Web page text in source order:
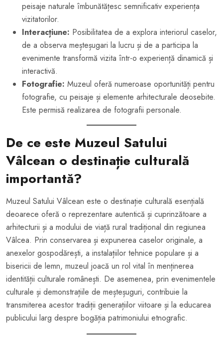
peisaje naturale îmbunătățesc semnificativ experiența
vizitatorilor.
Interacțiune: Posibilitatea de a explora interiorul caselor,
de a observa meșteșugari la lucru și de a participa la
evenimente transformă vizita într-o experiență dinamică și
interactivă.
Fotografie: Muzeul oferă numeroase oportunități pentru
fotografie, cu peisaje și elemente arhitecturale deosebite.
Este permisă realizarea de fotografii personale.
De ce este Muzeul Satului
Vâlcean o destinație culturală
importantă?
Muzeul Satului Vâlcean este o destinație culturală esențială
deoarece oferă o reprezentare autentică și cuprinzătoare a
arhitecturii și a modului de viață rural tradițional din regiunea
Vâlcea. Prin conservarea și expunerea caselor originale, a
anexelor gospodărești, a instalațiilor tehnice populare și a
bisericii de lemn, muzeul joacă un rol vital în menținerea
identității culturale românești. De asemenea, prin evenimentele
culturale și demonstrațiile de meșteșuguri, contribuie la
transmiterea acestor tradiții generațiilor viitoare și la educarea
publicului larg despre bogăția patrimoniului etnografic.